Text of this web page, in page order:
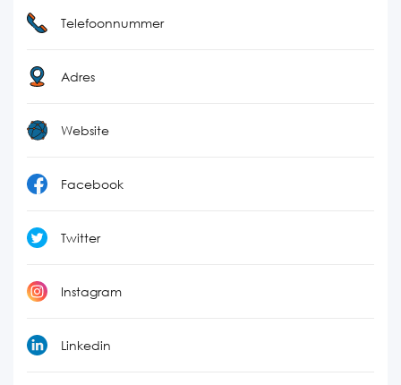
Telefoonnummer
Adres
Website
Facebook
Twitter
Instagram
Linkedin